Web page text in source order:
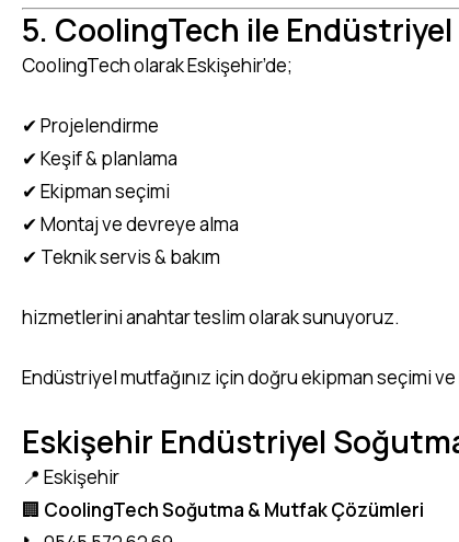
5. CoolingTech ile
CoolingTech olarak Eskişehir’de;
✔ Projelendirme
✔ Keşif & planlama
✔ Ekipman seçimi
✔ Montaj ve devreye alma
✔ Teknik servis & bakım
hizmetlerini anahtar teslim olarak sunuyoruz.
Endüstriyel mutfağınız için doğru ekipman seçimi
Eskişehir Endüstriyel
📍 Eskişehir
🏢 CoolingTech Soğutma & Mutfak Çözümleri